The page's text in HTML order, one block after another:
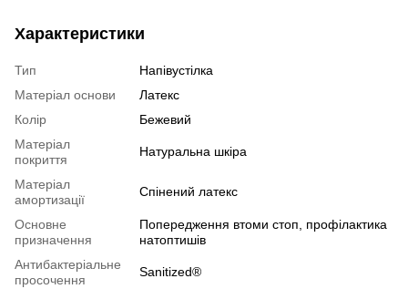
Характеристики
Тип
Напівустілка
Матеріал основи
Латекс
Колір
Бежевий
Матеріал
покриття
Натуральна шкіра
Матеріал
амортизації
Спінений латекс
Основне
призначення
Попередження втоми стоп, профілактика
натоптишів
Антибактеріальне
просочення
Sanitized®